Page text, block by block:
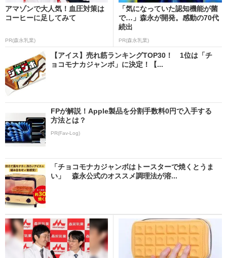
アマゾンで大人気！血圧対策は
コーヒーに足してみて
PR(森永乳業)
「気になっていた認知機能が菌
で…」森永が開発。感動の70代
続出
PR(森永乳業)
【アイス】売れ筋ランキングTOP30！ 1位は「チ
ョコモナカジャンボ」に決定！【...
FPが解説！Apple製品を分割手数料0円で入手する
方法とは？
PR(Fav-Log)
「チョコモナカジャンボはトースターで焼くとうま
い」 森永公式のオススメ調理法が溶...